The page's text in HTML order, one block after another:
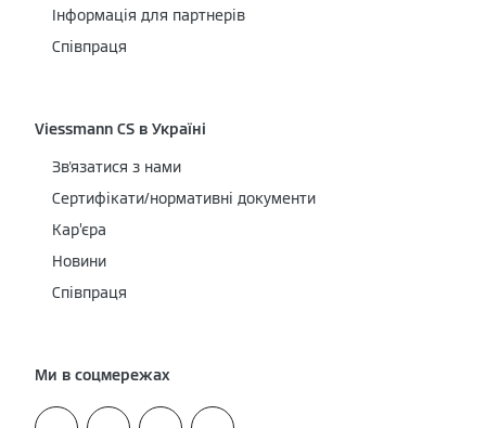
Інформація для партнерів
Співпраця
Viessmann CS в Україні
Зв'язатися з нами
Сертифікати/нормативні документи
Кар’єра
Новини
Співпраця
Ми в соцмережах